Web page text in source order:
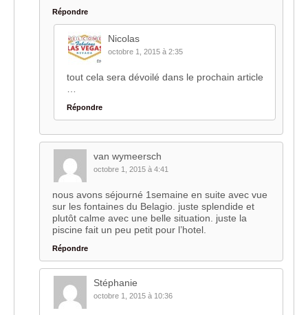
Répondre
Nicolas
octobre 1, 2015 à 2:35
tout cela sera dévoilé dans le prochain article
…
Répondre
van wymeersch
octobre 1, 2015 à 4:41
nous avons séjourné 1semaine en suite avec vue
sur les fontaines du Belagio. juste splendide et
plutôt calme avec une belle situation. juste la
piscine fait un peu petit pour l’hotel.
Répondre
Stéphanie
octobre 1, 2015 à 10:36